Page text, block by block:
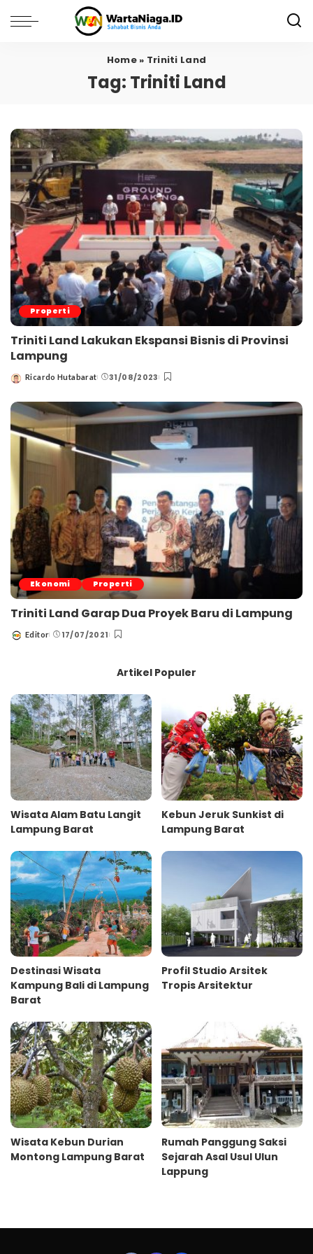
Home » Triniti Land
Tag: Triniti Land
Properti
Triniti Land Lakukan Ekspansi Bisnis di Provinsi
Lampung
Posted
Ricardo Hutabarat 31/08/2023
Ekonomi Properti
Triniti Land Garap Dua Proyek Baru di Lampung
Posted
Editor 17/07/2021
Artikel Populer
Wisata Alam Batu Langit
Lampung Barat
Kebun Jeruk Sunkist di
Lampung Barat
Destinasi Wisata
Kampung Bali di Lampung
Barat
Profil Studio Arsitek
Tropis Arsitektur
Wisata Kebun Durian
Montong Lampung Barat
Rumah Panggung Saksi
Sejarah Asal Usul Ulun
Lappung